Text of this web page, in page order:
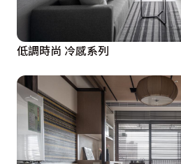
低調時尚 冷感系列